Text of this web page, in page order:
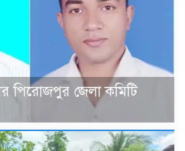
পিরোজপুর জেলা কমিটি